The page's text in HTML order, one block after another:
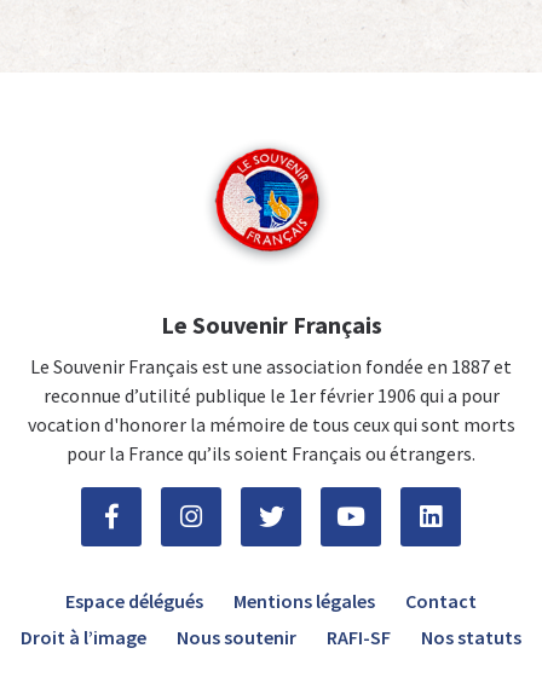
Le Souvenir Français
Le Souvenir Français est une association fondée en 1887 et
reconnue d’utilité publique le 1er février 1906 qui a pour
vocation d'honorer la mémoire de tous ceux qui sont morts
pour la France qu’ils soient Français ou étrangers.
Espace délégués Mentions légales
Contact
Droit à l’image
Nous soutenir RAFI-SF Nos statuts